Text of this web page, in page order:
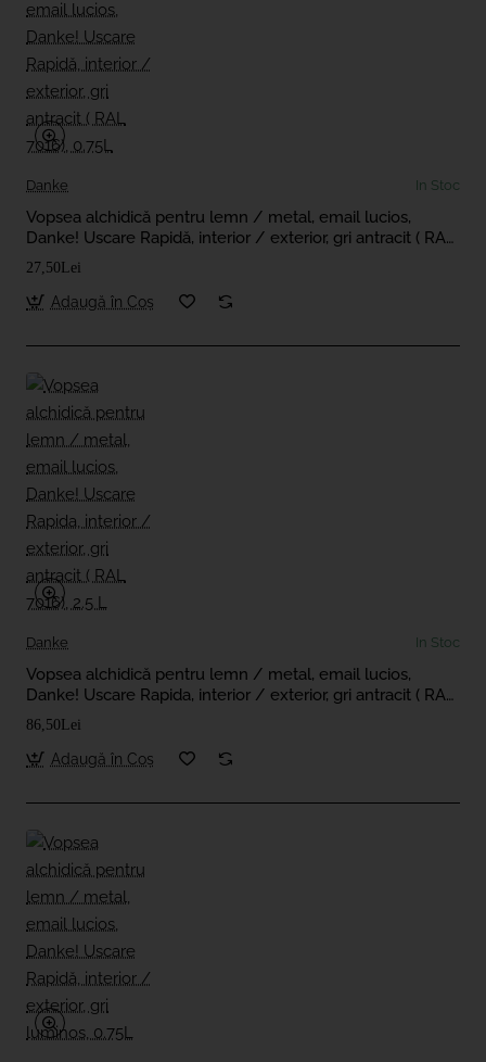
Danke In Stoc
Vopsea alchidică pentru lemn / metal, email lucios,
Danke! Uscare Rapidă, interior / exterior, gri antracit ( RAL
7016), 0.75L
27,50Lei
Adaugă în Coş
Danke In Stoc
Vopsea alchidică pentru lemn / metal, email lucios,
Danke! Uscare Rapida, interior / exterior, gri antracit ( RAL
7016), 2.5 L
86,50Lei
Adaugă în Coş